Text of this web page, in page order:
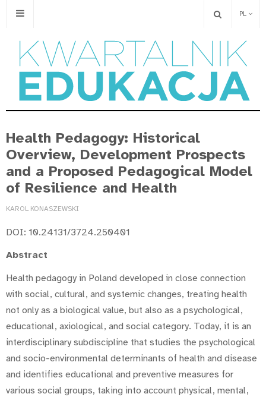
PL
Health Pedagogy: Historical
Overview, Development Prospects
and a Proposed Pedagogical Model
of Resilience and Health
KAROL KONASZEWSKI
DOI: 10.24131/3724.250401
Abstract
Health pedagogy in Poland developed in close connection
with social, cultural, and systemic changes, treating health
not only as a biological value, but also as a psychological,
educational, axiological, and social category. Today, it is an
interdisciplinary subdiscipline that studies the psychological
and socio-environmental determinants of health and disease
and identifies educational and preventive measures for
various social groups, taking into account physical, mental,